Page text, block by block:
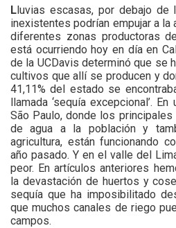
Lluvias escasas, por debajo de
inexistentes podrían empujar a la
diferentes zonas productoras
está ocurriendo hoy en día en
de la UCDavis determinó que se
cultivos que allí se producen y
41,11% del estado se
llamada ‘sequía excepcional’.
São Paulo, donde los
de agua a la población y
agricultura, están funcionando
año pasado. Y en el valle del
peor. En artículos anteriores
la devastación de huertos y
sequía que ha imposibilitado
que muchos canales de riego
campos.